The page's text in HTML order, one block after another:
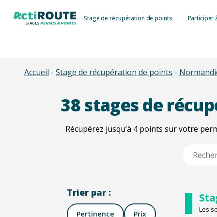
Stage de récupération de points Participer
Accueil - Stage de récupération de points -
38stages de
Récupérez jusqu’à 4 points sur votre
Trier par :
Pertinence Prix Les